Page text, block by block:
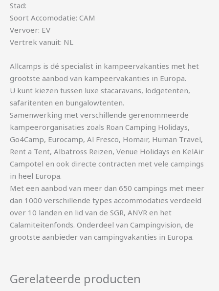
Stad:
Soort Accomodatie: CAM
Vervoer: EV
Vertrek vanuit: NL
Allcamps is dé specialist in kampeervakanties met het
grootste aanbod van kampeervakanties in Europa.
U kunt kiezen tussen luxe stacaravans, lodgetenten,
safaritenten en bungalowtenten.
Samenwerking met verschillende gerenommeerde
kampeerorganisaties zoals Roan Camping Holidays,
Go4Camp, Eurocamp, Al Fresco, Homair, Human Travel,
Rent a Tent, Albatross Reizen, Venue Holidays en KelAir
Campotel en ook directe contracten met vele campings
in heel Europa.
Met een aanbod van meer dan 650 campings met meer
dan 1000 verschillende types accommodaties verdeeld
over 10 landen en lid van de SGR, ANVR en het
Calamiteitenfonds. Onderdeel van Campingvision, de
grootste aanbieder van campingvakanties in Europa.
Gerelateerde producten